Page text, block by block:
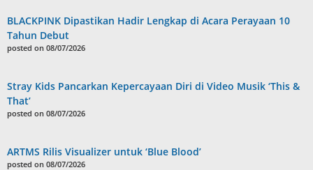
BLACKPINK Dipastikan Hadir Lengkap di Acara Perayaan 10
Tahun Debut
posted on 08/07/2026
Stray Kids Pancarkan Kepercayaan Diri di Video Musik ‘This &
That’
posted on 08/07/2026
ARTMS Rilis Visualizer untuk ‘Blue Blood’
posted on 08/07/2026